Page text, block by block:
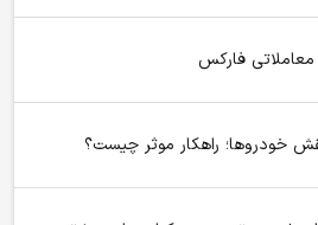
فارکس
خودروها؛ راهکار موثر چیست؟